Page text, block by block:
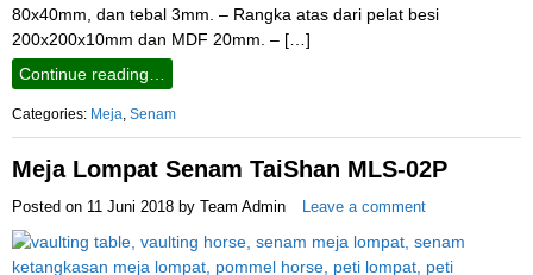
80x40mm, dan tebal 3mm. – Rangka atas dari pelat besi
200x200x10mm dan MDF 20mm. – […]
Continue reading…
Categories: Meja Senam
Meja Lompat Senam TaiShan MLS-02P
Posted on 11 Juni 2018 by Team Admin Leave a comment